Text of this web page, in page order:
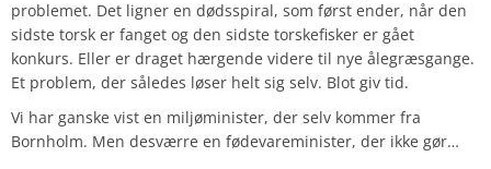
problemet. Det ligner en dødsspiral, som først ender, når den
sidste torsk er fanget og den sidste torskefisker er gået
konkurs. Eller er draget hærgende videre til nye ålegræsgange.
Et problem, der således løser helt sig selv. Blot giv tid.
Vi har ganske vist en miljøminister, der selv kommer fra
Bornholm. Men desværre en fødevareminister, der ikke gør…